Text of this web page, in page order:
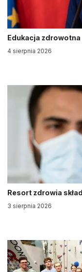
Edukacja
4 sierpnia 2026
Resort zdrowia
3 sierpnia 2026